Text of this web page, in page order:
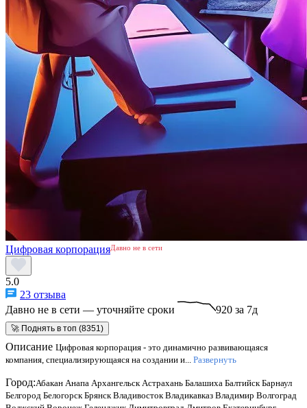
Цифровая корпорацияДавно не в сети
5.0
23 отзыва
Давно не в сети — уточняйте сроки
920 за 7д
🚀 Поднять в топ (8351)
Описание Цифровая корпорация - это динамично развивающаяся
компания, специализирующаяся на создании и...
Развернуть
Город:Абакан Анапа Архангельск Астрахань Балашиха Балтийск Барнаул
Белгород Белогорск Брянск Владивосток Владикавказ Владимир Волгоград